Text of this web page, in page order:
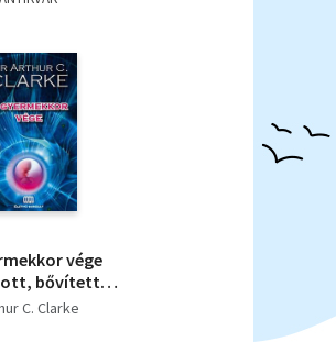
vége
bővített
kiadás)
C. Clarke